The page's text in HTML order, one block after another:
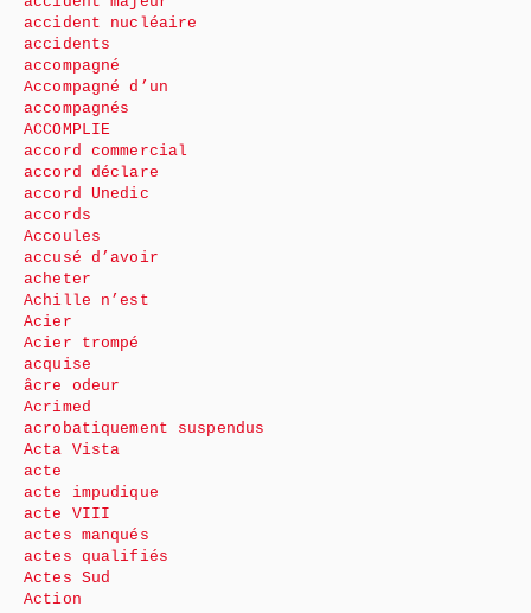
accident nucléaire
accidents
accompagné
Accompagné d’un
accompagnés
ACCOMPLIE
accord commercial
accord déclare
accord Unedic
accords
Accoules
accusé d’avoir
acheter
Achille n’est
Acier
Acier trompé
acquise
âcre odeur
Acrimed
acrobatiquement suspendus
Acta Vista
acte
acte impudique
acte VIII
actes manqués
actes qualifiés
Actes Sud
Action